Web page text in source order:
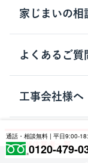
解体業者一覧
通話・相談無料 | 平日9:00-
0120-479-
お客さまの声
空き家の処分
建築費用の
用語集
セミナー
木造住宅の相
鉄骨造住宅の
RC造住宅の相
内装解体・原
家じまいの相
家じまいの相
よくあるご質
クラッソーネ
工事の進め方
費用・見積り
工事会社様へ
登録をご希望